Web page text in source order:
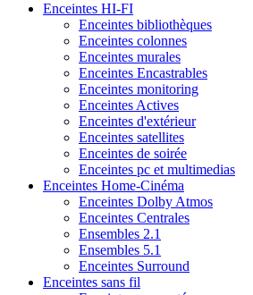
Enceintes HI-FI
Enceintes bibliothèques
Enceintes colonnes
Enceintes murales
Enceintes Encastrables
Enceintes monitoring
Enceintes Actives
Enceintes d'extérieur
Enceintes satellites
Enceintes de soirée
Enceintes pc et multimedias
Enceintes Home-Cinéma
Enceintes Dolby Atmos
Enceintes Centrales
Ensembles 2.1
Ensembles 5.1
Enceintes Surround
Enceintes sans fil